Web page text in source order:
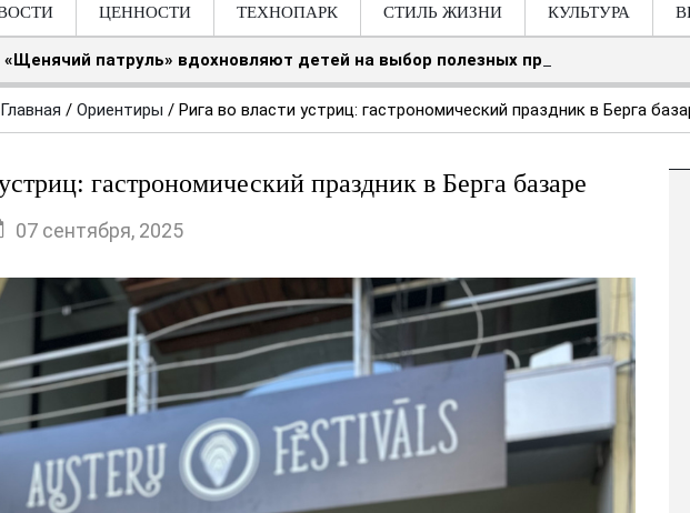
ЦЕННОСТИ ТЕХНОПАРК СТИЛЬ ЖИЗНИ КУЛЬТУРА
«Щенячий патруль» вдохновляют детей на выбор полезных продуктов
Главная / Ориентиры / Рига во власти устриц: гастрономический праздник в Берга
гастрономический праздник в Берга базаре
07 сентября, 2025